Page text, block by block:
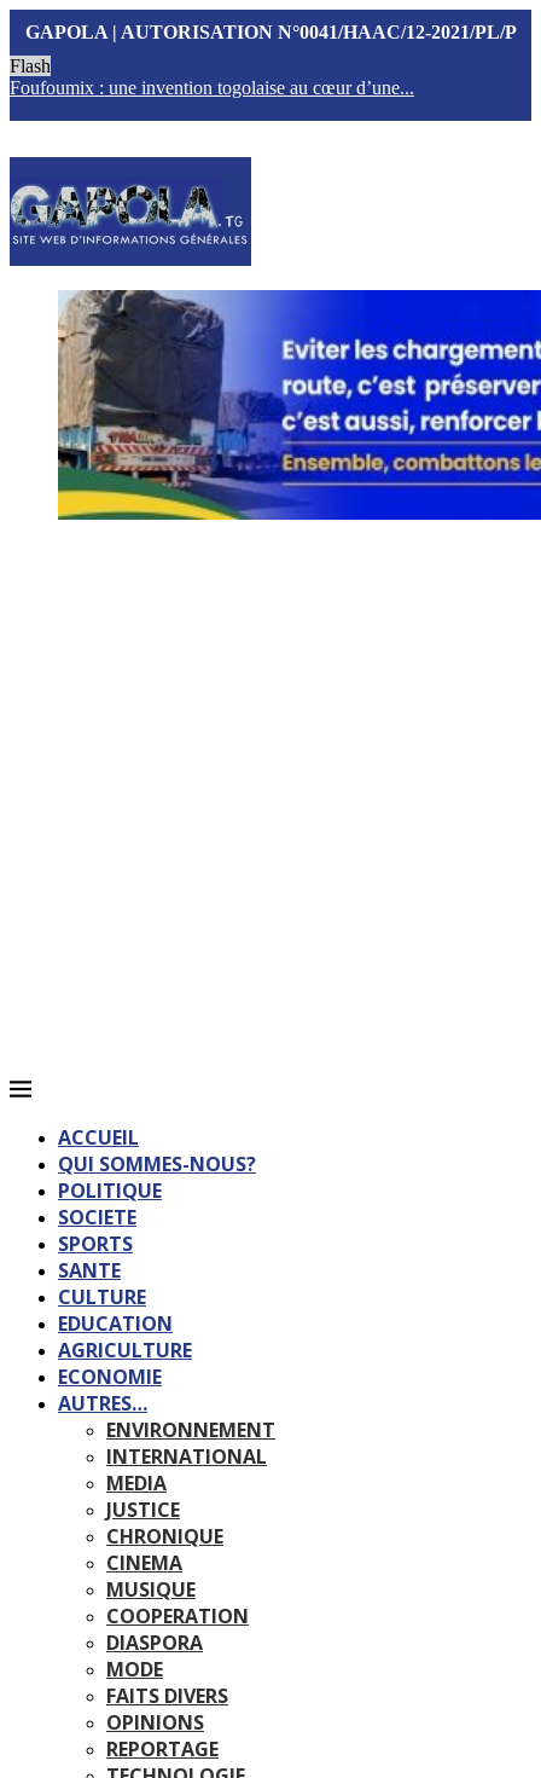
GAPOLA | AUTORISATION N°0041/HAAC/12-2021/PL/P
Flash
Foufoumix : une invention togolaise au cœur d’une...
ACCUEIL
QUI SOMMES-NOUS?
POLITIQUE
SOCIETE
SPORTS
SANTE
CULTURE
EDUCATION
AGRICULTURE
ECONOMIE
AUTRES…
ENVIRONNEMENT
INTERNATIONAL
MEDIA
JUSTICE
CHRONIQUE
CINEMA
MUSIQUE
COOPERATION
DIASPORA
MODE
FAITS DIVERS
OPINIONS
REPORTAGE